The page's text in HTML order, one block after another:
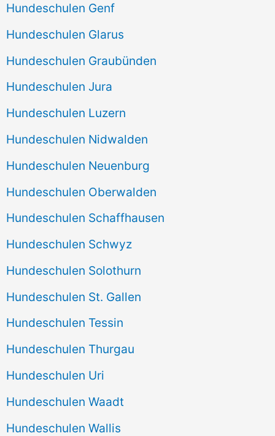
Hundeschulen Genf
Hundeschulen Glarus
Hundeschulen Graubünden
Hundeschulen Jura
Hundeschulen Luzern
Hundeschulen Nidwalden
Hundeschulen Neuenburg
Hundeschulen Oberwalden
Hundeschulen Schaffhausen
Hundeschulen Schwyz
Hundeschulen Solothurn
Hundeschulen St. Gallen
Hundeschulen Tessin
Hundeschulen Thurgau
Hundeschulen Uri
Hundeschulen Waadt
Hundeschulen Wallis